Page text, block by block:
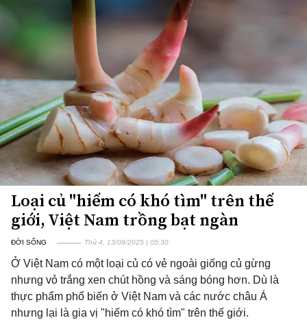
Loại củ "hiếm có khó tìm" trên thế
giới, Việt Nam trồng bạt ngàn
ĐỜI SỐNG Thứ 4, 13/08/2025 | 05:30
Ở Việt Nam có một loại củ có vẻ ngoài giống củ gừng
nhưng vỏ trắng xen chút hồng và sáng bóng hơn. Dù là
thực phẩm phổ biến ở Việt Nam và các nước châu Á
nhưng lại là gia vị "hiếm có khó tìm" trên thế giới.